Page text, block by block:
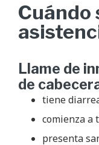
Llame de
de
tiene
comienza a
presenta